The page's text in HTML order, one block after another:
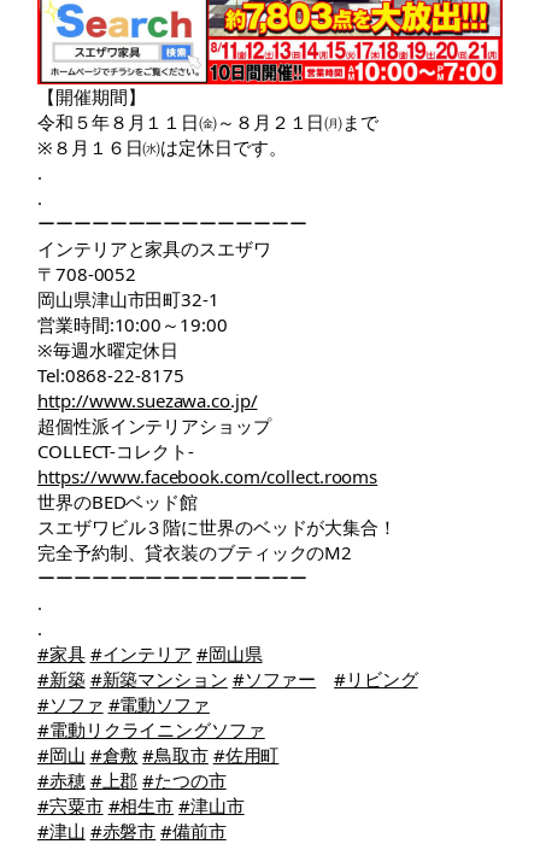
【開催期間】
令和５年８月１１日㈮～８月２１日㈪まで
※８月１６日㈬は定休日です。
.
.
ーーーーーーーーーーーーーーー
インテリアと家具のスエザワ
〒708-0052
岡山県津山市田町32-1
営業時間:10:00～19:00
※毎週水曜定休日
Tel:0868-22-8175
http://www.suezawa.co.jp/
超個性派インテリアショップ
COLLECT-コレクト-
https://www.facebook.com/collect.rooms
世界のBEDベッド館
スエザワビル３階に世界のベッドが大集合！
完全予約制、貸衣装のブティックのM2
ーーーーーーーーーーーーーーー
.
.
#家具 #インテリア #岡山県
#新築 #新築マンション #ソファー
#リビング
#ソファ #電動ソファ
#電動リクライニングソファ
#岡山 #倉敷 #鳥取市 #佐用町
#赤穂 #上郡 #たつの市
#宍粟市 #相生市 #津山市
#津山 #赤磐市 #備前市